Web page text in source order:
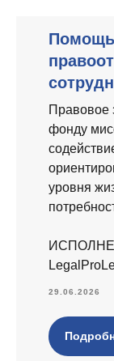
Правовое
фонду
уровня
29.06.2026